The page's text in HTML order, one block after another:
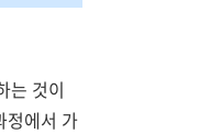
는 것이
정에서 가